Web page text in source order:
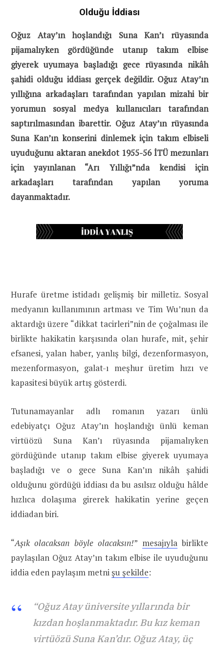
Olduğu İddiası
Oğuz Atay’ın hoşlandığı Suna Kan’ı rüyasında
pijamalıyken gördüğünde utanıp takım elbise
giyerek uyumaya başladığı gece rüyasında nikâh
şahidi olduğu iddiası gerçek değildir. Oğuz Atay’ın
yıllığına arkadaşları tarafından yapılan mizahi bir
yorumun sosyal medya kullanıcıları tarafından
saptırılmasından ibarettir. Oğuz Atay’ın rüyasında
Suna Kan’ın konserini dinlemek için takım elbiseli
uyuduğunu aktaran anekdot 1955-56 İTÜ mezunları
için yayınlanan “Arı Yıllığı”nda kendisi için
arkadaşları tarafından yapılan yoruma
dayanmaktadır.
Hurafe üretme istidadı gelişmiş bir milletiz. Sosyal
medyanın kullanımının artması ve Tim Wu’nun da
aktardığı üzere “dikkat tacirleri”nin de çoğalması ile
birlikte hakikatin karşısında olan hurafe, mit, şehir
efsanesi, yalan haber, yanlış bilgi, dezenformasyon,
mezenformasyon, galat-ı meşhur üretim hızı ve
kapasitesi büyük artış gösterdi.
Tutunamayanlar adlı romanın yazarı ünlü
edebiyatçı Oğuz Atay’ın hoşlandığı ünlü keman
virtüözü Suna Kan’ı rüyasında pijamalıyken
gördüğünde utanıp takım elbise giyerek uyumaya
başladığı ve o gece Suna Kan’ın nikâh şahidi
olduğunu gördüğü iddiası da bu asılsız olduğu hâlde
hızlıca dolaşıma girerek hakikatin yerine geçen
iddiadan biri.
“Aşık olacaksan böyle olacaksın!” mesajıyla birlikte
paylaşılan Oğuz Atay’ın takım elbise ile uyuduğunu
iddia eden paylaşım metni şu şekilde:
“Oğuz Atay üniversite yıllarında bir
kızdan hoşlanmaktadır. Bu kız keman
virtüözü Suna Kan’dır. Oğuz Atay, üç